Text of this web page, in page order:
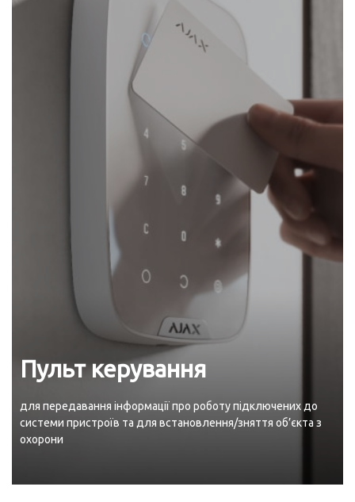
Пульт керування
для передавання інформації про роботу підключених до
системи пристроїв та для встановлення/зняття об’єкта з
охорони